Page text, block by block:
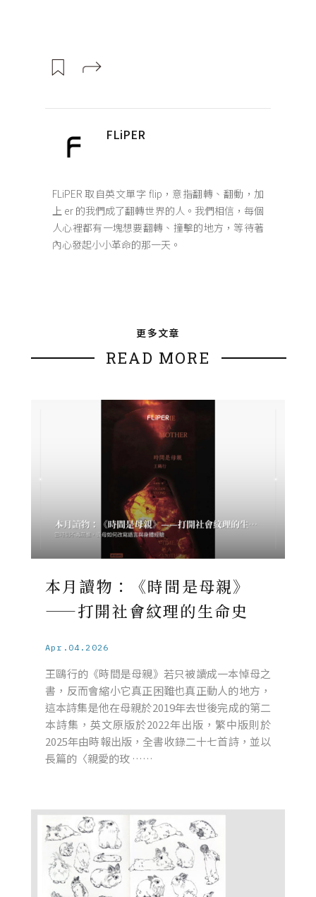
FLiPER
FLiPER 取自英文單字 flip，意指翻轉、翻動，加
上 er 的我們成了翻轉世界的人。我們相信，每個
人心裡都有一塊想要翻轉、撞擊的地方，等待著
內心發起小小革命的那一天。
更多文章
READ MORE
本月讀物：《時間是母親》
——打開社會紋理的生命史
Apr.04.2026
王鷗行的《時間是母親》若只被讀成一本悼母之
書，反而會縮小它真正困難也真正動人的地方，
這本詩集是他在母親於2019年去世後完成的第二
本詩集，英文原版於2022年出版，繁中版則於
2025年由時報出版，全書收錄二十七首詩，並以
長篇的〈親愛的玫 ……